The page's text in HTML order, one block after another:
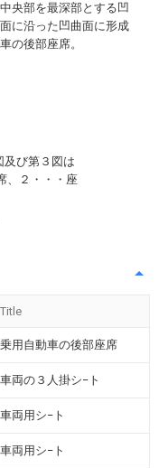
及び第３図は
、２・・・座
央部を最深部とする凹
に沿った凹曲面に形成
の後部座席。
Title
乗用自動車の後部座席
車両の３人掛シ−ト
車両用シ−ト
車両用シ−ト